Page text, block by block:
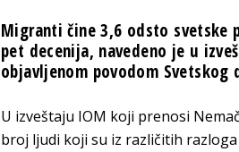
Migranti čine 3,6 odsto svetske
pet decenija, navedeno je u
objavljenom povodom Svetskog
U izveštaju IOM koji prenosi
broj ljudi koji su iz različitih